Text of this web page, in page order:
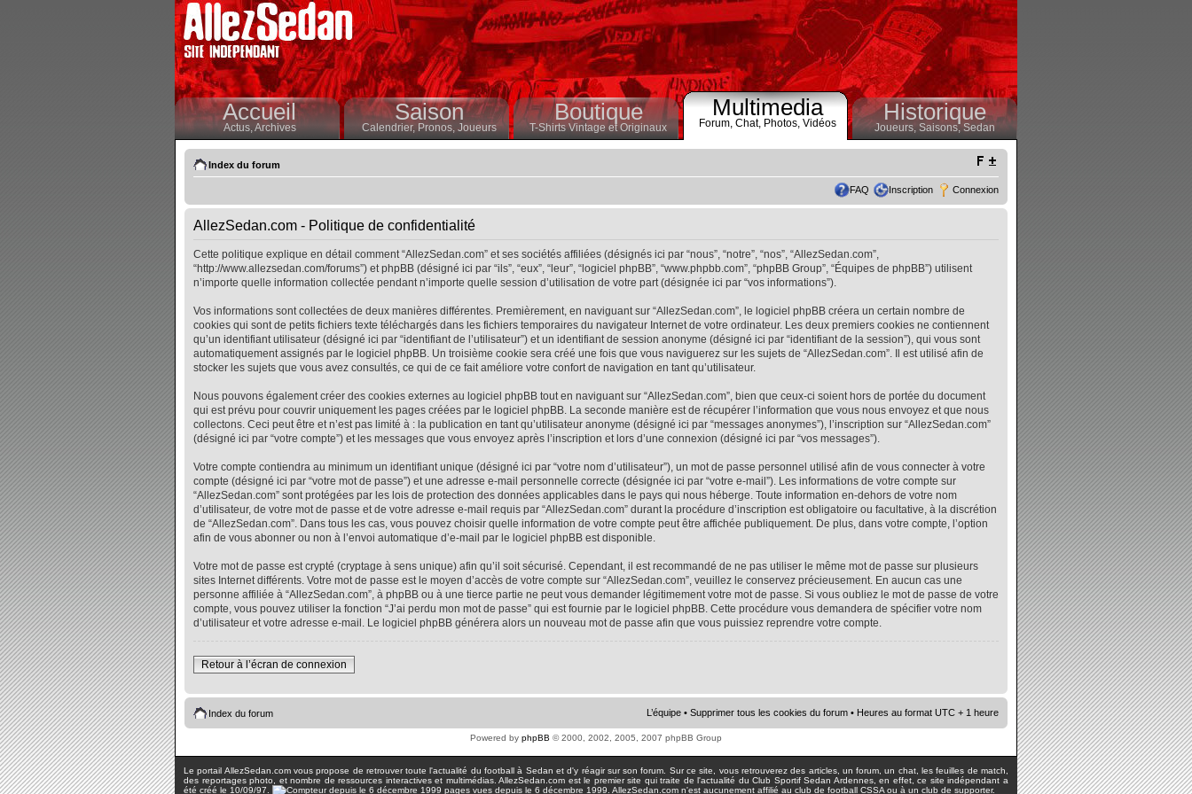
Accueil
Actus,Archives
Saison
Calendrier,Pronos, Joueurs
Boutique
T-Shirts Vintage et Originaux
Multimedia
Forum, Chat, Photos, Vidéos Historique
Joueurs, Saisons,Sedan
Index du forum
FAQ Inscription Connexion
AllezSedan.com - Politique de confidentialité
Cette politique explique en détail comment “AllezSedan.com” et ses sociétés affiliées (désignés ici par “nous”, “notre”, “nos”, “AllezSedan.com”,
“http://www.allezsedan.com/forums”) et phpBB (désigné ici par “ils”, “eux”, “leur”, “logiciel phpBB”, “www.phpbb.com”, “phpBB Group”, “Équipes de phpBB”) utilisent
n’importe quelle information collectée pendant n’importe quelle session d’utilisation de votre part (désignée ici par “vos informations”).
Vos informations sont collectées de deux manières différentes. Premièrement, en naviguant sur “AllezSedan.com”, le logiciel phpBB créera un certain nombre de
cookies qui sont de petits fichiers texte téléchargés dans les fichiers temporaires du navigateur Internet de votre ordinateur. Les deux premiers cookies ne contiennent
qu’un identifiant utilisateur (désigné ici par “identifiant de l’utilisateur”) et un identifiant de session anonyme (désigné ici par “identifiant de la session”), qui vous sont
automatiquement assignés par le logiciel phpBB. Un troisième cookie sera créé une fois que vous naviguerez sur les sujets de “AllezSedan.com”. Il est utilisé afin de
stocker les sujets que vous avez consultés, ce qui de ce fait améliore votre confort de navigation en tant qu’utilisateur.
Nous pouvons également créer des cookies externes au logiciel phpBB tout en naviguant sur “AllezSedan.com”, bien que ceux-ci soient hors de portée du document
qui est prévu pour couvrir uniquement les pages créées par le logiciel phpBB. La seconde manière est de récupérer l’information que vous nous envoyez et que nous
collectons. Ceci peut être et n’est pas limité à : la publication en tant qu’utilisateur anonyme (désigné ici par “messages anonymes”), l’inscription sur “AllezSedan.com”
(désigné ici par “votre compte”) et les messages que vous envoyez après l’inscription et lors d’une connexion (désigné ici par “vos messages”).
Votre compte contiendra au minimum un identifiant unique (désigné ici par “votre nom d’utilisateur”), un mot de passe personnel utilisé afin de vous connecter à votre
compte (désigné ici par “votre mot de passe”) et une adresse e-mail personnelle correcte (désignée ici par “votre e-mail”). Les informations de votre compte sur
“AllezSedan.com” sont protégées par les lois de protection des données applicables dans le pays qui nous héberge. Toute information en-dehors de votre nom
d’utilisateur, de votre mot de passe et de votre adresse e-mail requis par “AllezSedan.com” durant la procédure d’inscription est obligatoire ou facultative, à la discrétion
de “AllezSedan.com”. Dans tous les cas, vous pouvez choisir quelle information de votre compte peut être affichée publiquement. De plus, dans votre compte, l’option
afin de vous abonner ou non à l’envoi automatique d’e-mail par le logiciel phpBB est disponible.
Votre mot de passe est crypté (cryptage à sens unique) afin qu’il soit sécurisé. Cependant, il est recommandé de ne pas utiliser le même mot de passe sur plusieurs
sites Internet différents. Votre mot de passe est le moyen d’accès de votre compte sur “AllezSedan.com”, veuillez le conservez précieusement. En aucun cas une
personne affiliée à “AllezSedan.com”, à phpBB ou à une tierce partie ne peut vous demander légitimement votre mot de passe. Si vous oubliez le mot de passe de votre
compte, vous pouvez utiliser la fonction “J’ai perdu mon mot de passe” qui est fournie par le logiciel phpBB. Cette procédure vous demandera de spécifier votre nom
d’utilisateur et votre adresse e-mail. Le logiciel phpBB générera alors un nouveau mot de passe afin que vous puissiez reprendre votre compte.
Retour à l’écran de connexion
Index du forum L’équipe • Supprimer tous les cookies du forum • Heures au format UTC + 1 heure
Powered by phpBB © 2000, 2002, 2005, 2007 phpBB Group
Le portail AllezSedan.com vous propose de retrouver toute l'actualité du football à Sedan et d'y réagir sur son forum. Sur ce site, vous retrouverez des articles, un forum, un chat, les feuilles de match,
des reportages photo, et nombre de ressources interactives et multimédias. AllezSedan.com est le premier site qui traite de l'actualité du Club Sportif Sedan Ardennes, en effet, ce site indépendant a
été créé le 10/09/97.
pages vues depuis le 6 décembre 1999. AllezSedan.com n'est aucunement affilié au club de football CSSA ou à un club de supporter.